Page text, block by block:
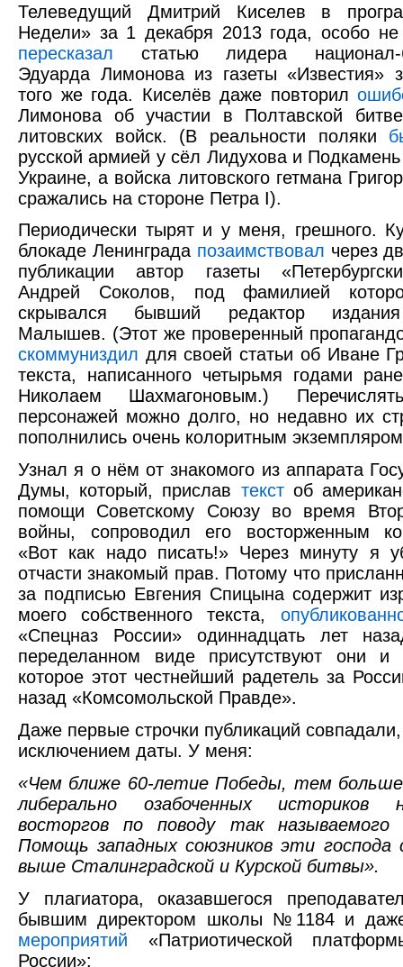
Телеведущий Дмитрий Киселев в
Недели» за 1 декабря 2013 года, особо
пересказал статью лидера национал-
Эдуарда Лимонова из газеты «Известия»
того же года. Киселёв даже повторил
Лимонова об участии в Полтавской
литовских войск. (В реальности поляки
русской армией у сёл Лидухова и
Украине, а войска литовского гетмана
сражались на стороне Петра I).
Периодически тырят и у меня, грешного.
блокаде Ленинграда позаимствовал через
публикации автор газеты
Андрей Соколов, под фамилией
скрывался бывший редактор
Малышев. (Этот же проверенный
скоммуниздил для своей статьи об Иване
текста, написанного четырьмя годами
Николаем Шахмагоновым.)
персонажей можно долго, но недавно их
пополнились очень колоритным
Узнал я о нём от знакомого из аппарата
Думы, который, прислав текстоб
помощи Советскому Союзу во время
войны, сопроводил его восторженным
«Вот как надо писать!» Через минуту я
отчасти знакомый прав. Потому что
за подписью Евгения Спицына содержит
моего собственного текста,
«Спецназ России» одиннадцать лет
переделанном виде присутствуют они и
которое этот честнейший радетель за
назад «Комсомольской Правде».
Даже первые строчки публикаций
исключением даты. У меня:
«Чем ближе 60-летие Победы, тем
либерально озабоченных историков
восторгов по поводу так называемого
Помощь западных союзников эти господа
выше Сталинградской и Курской битвы».
У плагиатора, оказавшегося
бывшим директором школы №1184 и
мероприятий «Патриотической
России»: